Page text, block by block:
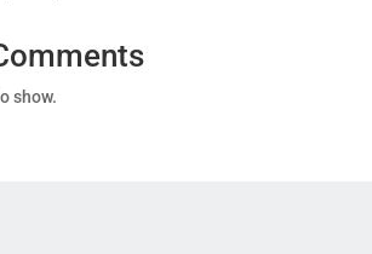
show.